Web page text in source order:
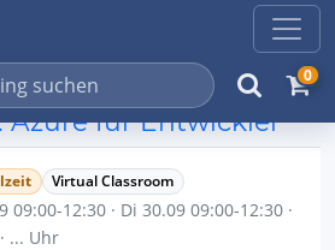
0
Azure für Entwickler
Virtual Classroom
09:00-12:30 · Di 30.09 09:00-12:30 ·
... Uhr